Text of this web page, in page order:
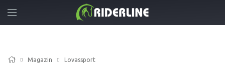
Magazin Lovassport